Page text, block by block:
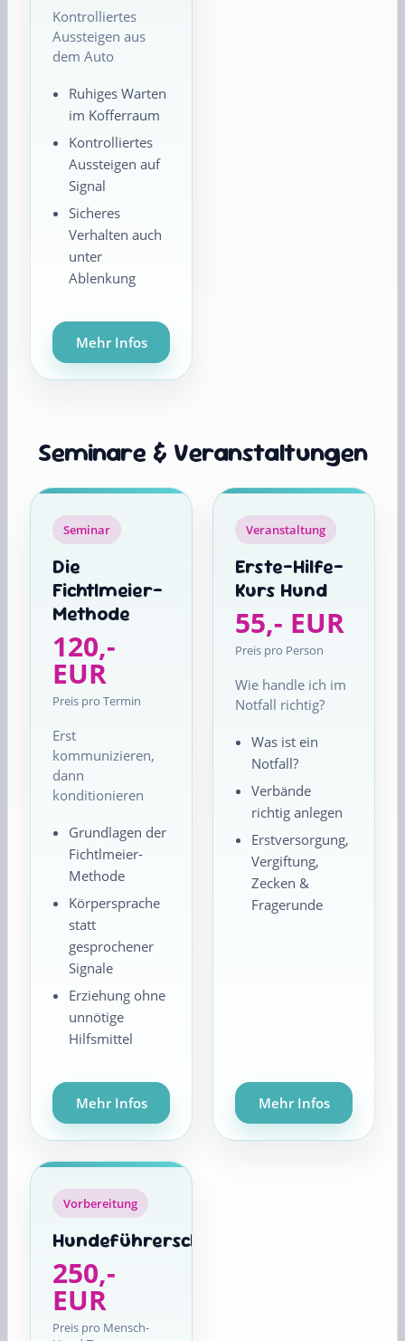
Kontrolliertes
Aussteigen aus
dem Auto
Ruhiges Warten
im Kofferraum
Kontrolliertes
Aussteigen auf
Signal
Sicheres
Verhalten auch
unter
Ablenkung
Mehr Infos
Seminare & Veranstaltungen
Seminar
Die
Fichtlmeier-
Methode
120,-
EUR
Preis pro Termin
Erst
kommunizieren,
dann
konditionieren
Grundlagen der
Fichtlmeier-
Methode
Körpersprache
statt
gesprochener
Signale
Erziehung ohne
unnötige
Hilfsmittel
Mehr Infos
Veranstaltung
Erste-Hilfe-
Kurs Hund
55,- EUR
Preis pro Person
Wie handle ich im
Notfall richtig?
Was ist ein
Notfall?
Verbände
richtig anlegen
Erstversorgung,
Vergiftung,
Zecken &
Fragerunde
Mehr Infos
Vorbereitung
Hundeführerschein
250,-
EUR
Preis pro Mensch-